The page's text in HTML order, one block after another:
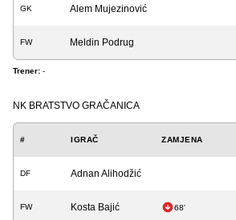
GK Alem Mujezinović
FW Meldin Podrug
Trener: -
NK BRATSTVO GRAČANICA
# IGRAČ ZAMJENA
DF Adnan Alihodžić
FW Kosta Bajić 68'